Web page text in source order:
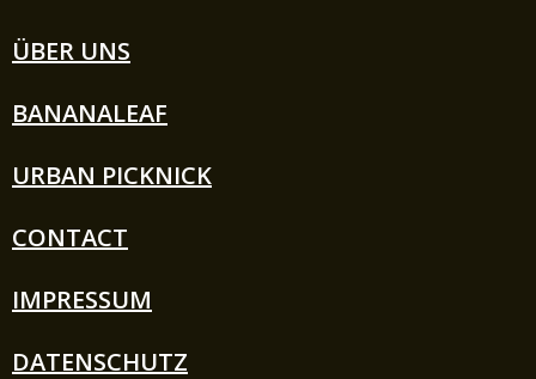
ÜBER UNS
BANANALEAF
URBAN PICKNICK
CONTACT
IMPRESSUM
DATENSCHUTZ